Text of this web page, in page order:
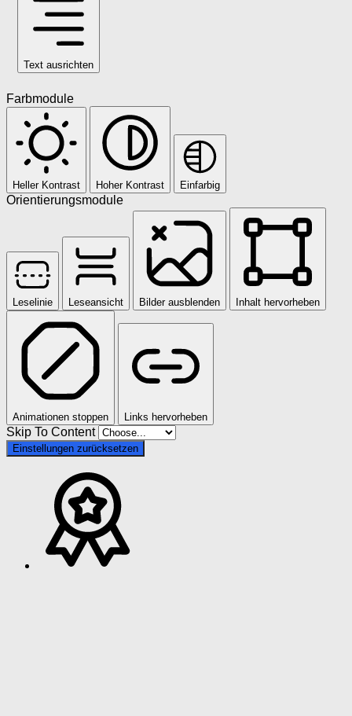
Text ausrichten
Farbmodule
Heller Kontrast Hoher Kontrast Einfarbig
Orientierungsmodule
Leselinie Leseansicht Bilder ausblenden Inhalt hervorheben
Animationen stoppen Links hervorheben
Skip To Content
Einstellungen zurücksetzen